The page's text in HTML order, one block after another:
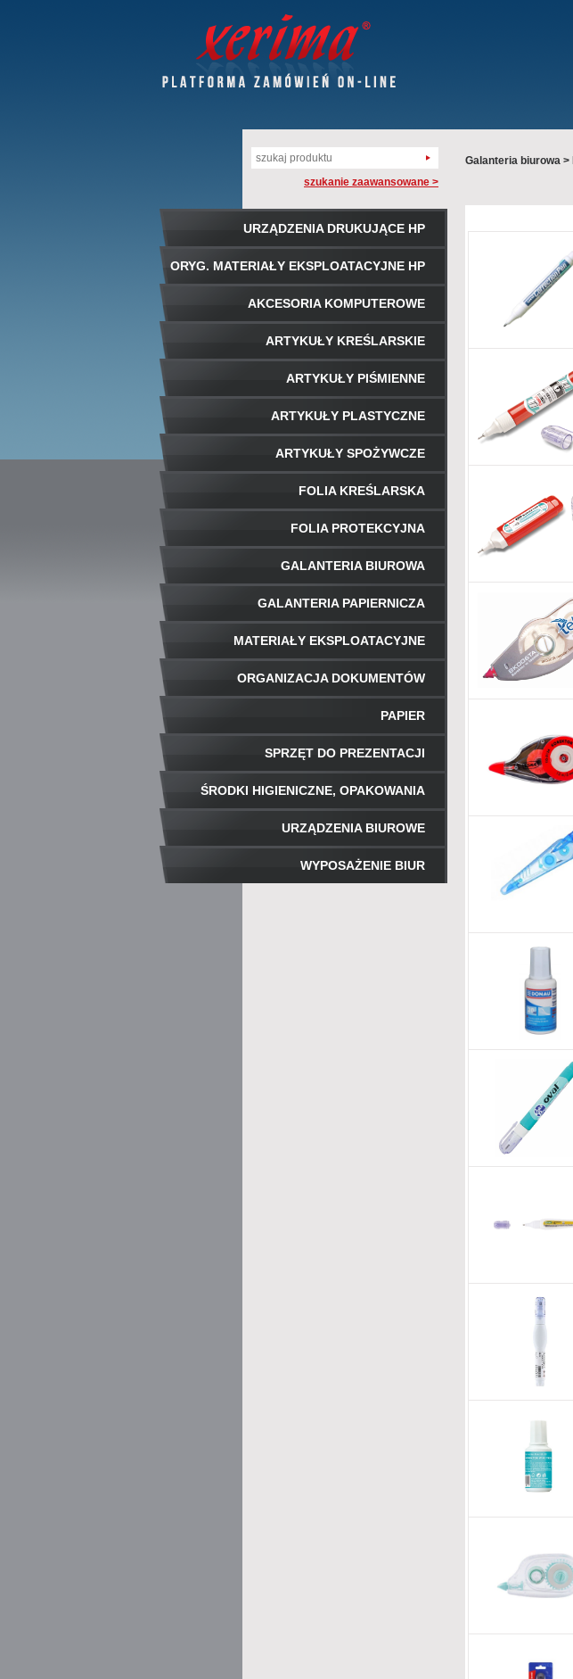
szukanie zaawansowane >
URZĄDZENIA DRUKUJĄCE HP
ORYG. MATERIAŁY EKSPLOATACYJNE HP
AKCESORIA KOMPUTEROWE
ARTYKUŁY KREŚLARSKIE
ARTYKUŁY PIŚMIENNE
ARTYKUŁY PLASTYCZNE
ARTYKUŁY SPOŻYWCZE
FOLIA KREŚLARSKA
FOLIA PROTEKCYJNA
GALANTERIA BIUROWA
GALANTERIA PAPIERNICZA
MATERIAŁY EKSPLOATACYJNE
ORGANIZACJA DOKUMENTÓW
PAPIER
SPRZĘT DO PREZENTACJI
ŚRODKI HIGIENICZNE, OPAKOWANIA
URZĄDZENIA BIUROWE
WYPOSAŻENIE BIUR
Galanteria biurowa >